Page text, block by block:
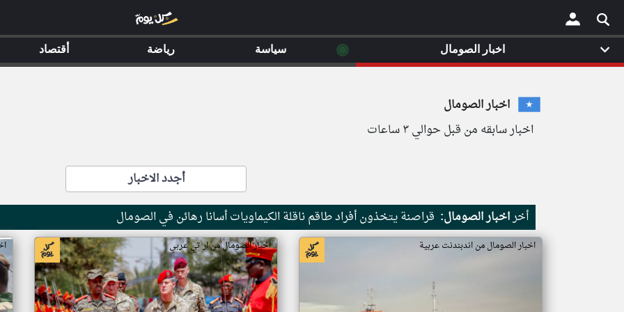
×
اخبار الصومال
اخبار سابقه من قبل حوالي ٣ ساعات
أجدد الاخبار
أخراخبار الصومال: قراصنة يتخذون أفراد طاقم ناقلة الكيماويات أسانا رهائن في الصومال
اخبار الصومال من اندبندنت عربية اخبار الصومال من ار تي عربي
اخبار الصومال ◉ سياسة رياضة أقتصاد